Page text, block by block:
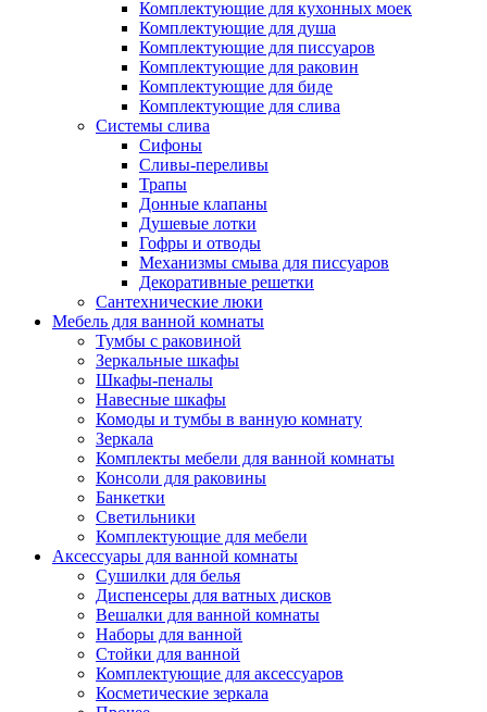
Комплектующие для кухонных моек
Комплектующие для душа
Комплектующие для писсуаров
Комплектующие для раковин
Комплектующие для биде
Комплектующие для слива
Системы слива
Сифоны
Сливы-переливы
Трапы
Донные клапаны
Душевые лотки
Гофры и отводы
Механизмы смыва для писсуаров
Декоративные решетки
Сантехнические люки
Мебель для ванной комнаты
Тумбы с раковиной
Зеркальные шкафы
Шкафы-пеналы
Навесные шкафы
Комоды и тумбы в ванную комнату
Зеркала
Комплекты мебели для ванной комнаты
Консоли для раковины
Банкетки
Светильники
Комплектующие для мебели
Аксессуары для ванной комнаты
Сушилки для белья
Диспенсеры для ватных дисков
Вешалки для ванной комнаты
Наборы для ванной
Стойки для ванной
Комплектующие для аксессуаров
Косметические зеркала